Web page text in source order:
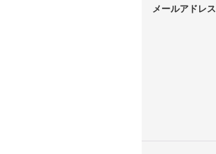
メールアドレス